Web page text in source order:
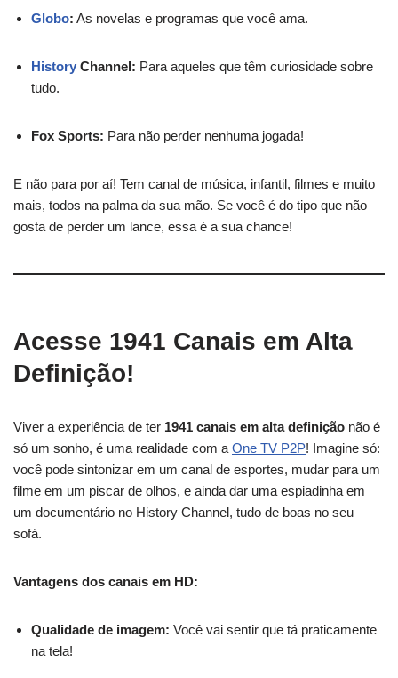
Globo: As novelas e programas que você ama.
History Channel: Para aqueles que têm curiosidade sobre
tudo.
Fox Sports: Para não perder nenhuma jogada!
E não para por aí! Tem canal de música, infantil, filmes e muito
mais, todos na palma da sua mão. Se você é do tipo que não
gosta de perder um lance, essa é a sua chance!
Acesse 1941 Canais em Alta
Definição!
Viver a experiência de ter 1941 canais em alta definição não é
só um sonho, é uma realidade com a One TV P2P! Imagine só:
você pode sintonizar em um canal de esportes, mudar para um
filme em um piscar de olhos, e ainda dar uma espiadinha em
um documentário no History Channel, tudo de boas no seu
sofá.
Vantagens dos canais em HD:
Qualidade de imagem: Você vai sentir que tá praticamente
na tela!